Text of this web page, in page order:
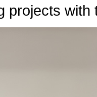
projects